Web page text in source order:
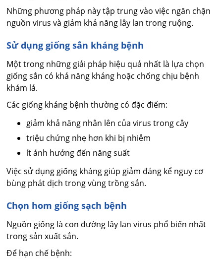
Những phương pháp này tập trung vào việc ngăn chặn
nguồn virus và giảm khả năng lây lan trong ruộng.
Sử dụng giống sắn kháng bệnh
Một trong những giải pháp hiệu quả nhất là lựa chọn
giống sắn có khả năng kháng hoặc chống chịu bệnh
khảm lá.
Các giống kháng bệnh thường có đặc điểm:
giảm khả năng nhân lên của virus trong cây
triệu chứng nhẹ hơn khi bị nhiễm
ít ảnh hưởng đến năng suất
Việc sử dụng giống kháng giúp giảm đáng kể nguy cơ
bùng phát dịch trong vùng trồng sắn.
Chọn hom giống sạch bệnh
Nguồn giống là con đường lây lan virus phổ biến nhất
trong sản xuất sắn.
Để hạn chế bệnh: